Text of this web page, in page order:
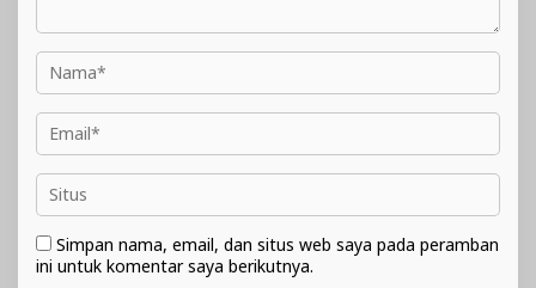
Simpan nama, email, dan situs web saya pada peramban
ini untuk komentar saya berikutnya.